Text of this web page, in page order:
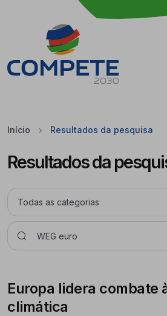
Saltar para o conteúdo principal da
Início Resultados da pesquisa
Resultados da
Europa lidera combate
climática